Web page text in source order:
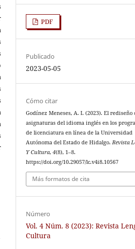
PDF
Publicado
2023-05-05
Cómo citar
Godínez Meneses, A. I. (2023). El rediseño
asignaturas del idioma inglés en los
de licenciatura en línea de la Universidad
Autónoma del Estado de Hidalgo. Revista
Y Cultura,4(8), 1–8.
https://doi.org/10.29057/lc.v4i8.10567
Más formatos de cita
Número
Vol. 4 Núm. 8 (2023): Revista
Cultura